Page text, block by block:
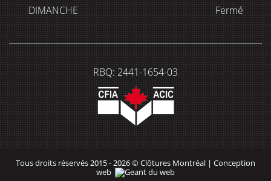
DIMANCHE
Fermé
RBQ: 2441-1654-03
Tous droits réservés 2015 - 2026 © Clôtures Montréal | Conception
web